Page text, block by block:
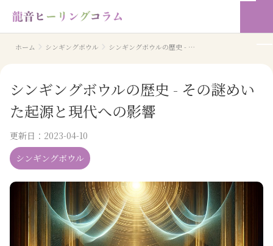
ホーム シンギングボウル シンギングボウルの歴史 - その謎めいた起源と現代への影響
シンギングボウルの歴史 - その謎めい
た起源と現代への影響
更新日： 2023-04-10
シンギングボウル